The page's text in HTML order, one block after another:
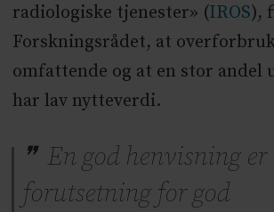
radiologiske tjenester» (IROS),
Forskningsrådet, at
omfattende og at en stor andel
har lav nytteverdi.
En god henvisning er
forutsetning for god